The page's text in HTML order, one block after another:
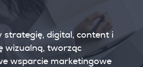
strategię, digital, content i
wizualną, tworząc
wsparcie marketingowe